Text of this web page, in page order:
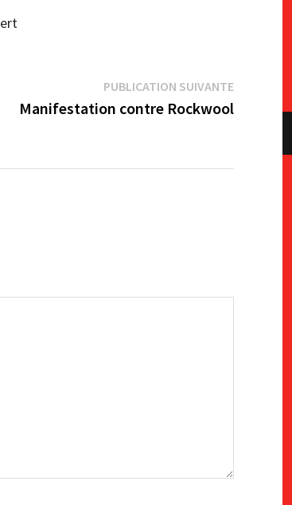
PUBLICATION SUIVANTEPublication
Manifestation contre Rockwool